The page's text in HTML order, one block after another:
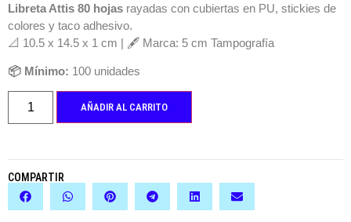
Libreta Attis 80 hojas rayadas con cubiertas en PU, stickies de
colores y taco adhesivo.
📐 10.5 x 14.5 x 1 cm | 🖋️ Marca: 5 cm Tampografía
📦 Mínimo: 100 unidades
AÑADIR AL CARRITO
COMPARTIR